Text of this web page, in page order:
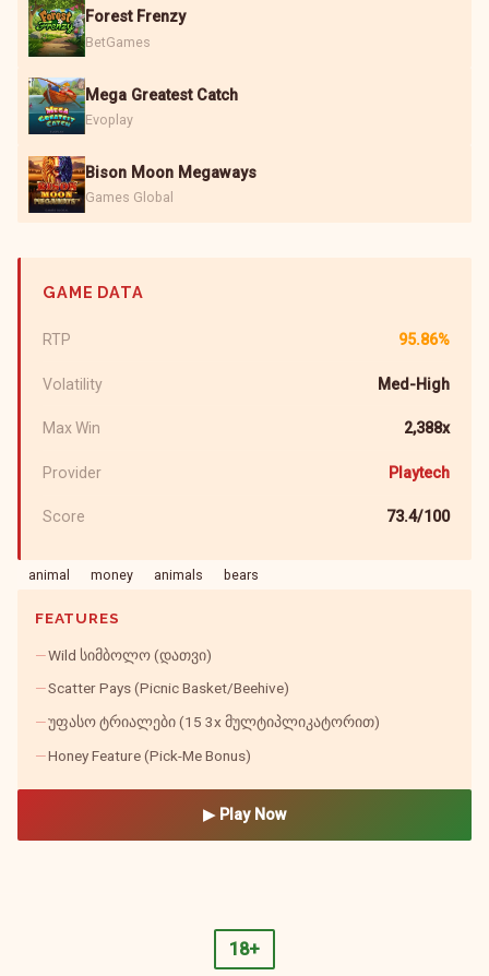
Forest Frenzy
BetGames
Mega Greatest Catch
Evoplay
Bison Moon Megaways
Games Global
GAME DATA
RTP 95.86%
Volatility Med-High
Max Win 2,388x
Provider Playtech
Score 73.4/100
animal money animals bears
FEATURES
Wild სიმბოლო (დათვი)
Scatter Pays (Picnic Basket/Beehive)
უფასო ტრიალები (15 3x მულტიპლიკატორით)
Honey Feature (Pick-Me Bonus)
▶ Play Now
18+